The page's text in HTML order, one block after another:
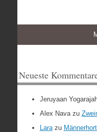
Neueste
Jeruyaan
Alex Navazu
Larazu Männerhort